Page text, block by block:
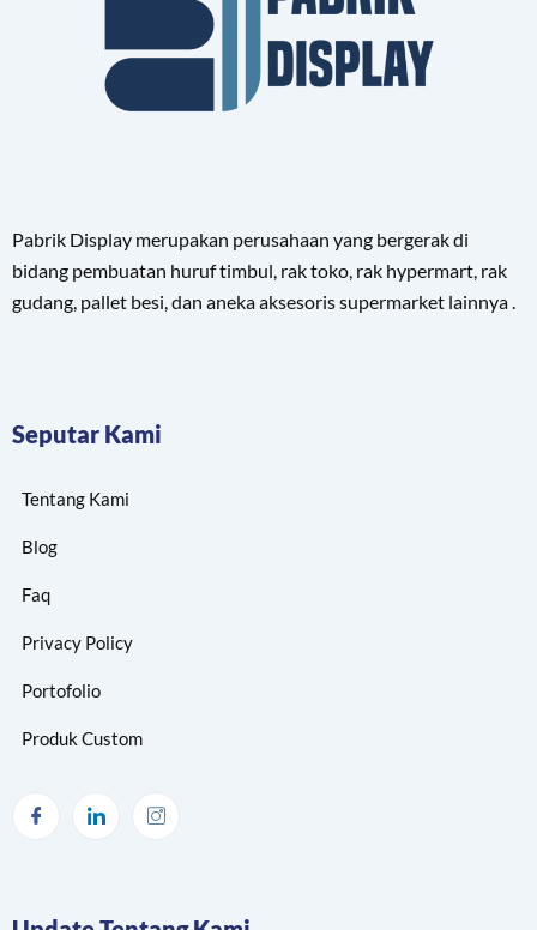
Pabrik Display merupakan perusahaan yang bergerak di
bidang pembuatan huruf timbul, rak toko, rak hypermart, rak
gudang, pallet besi, dan aneka aksesoris supermarket lainnya .
Seputar Kami
Tentang Kami
Blog
Faq
Privacy Policy
Portofolio
Produk Custom